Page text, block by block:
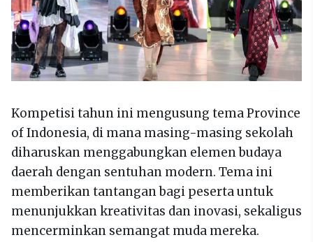
Kompetisi tahun ini mengusung tema Province
of Indonesia, di mana masing-masing sekolah
diharuskan menggabungkan elemen budaya
daerah dengan sentuhan modern. Tema ini
memberikan tantangan bagi peserta untuk
menunjukkan kreativitas dan inovasi, sekaligus
mencerminkan semangat muda mereka.